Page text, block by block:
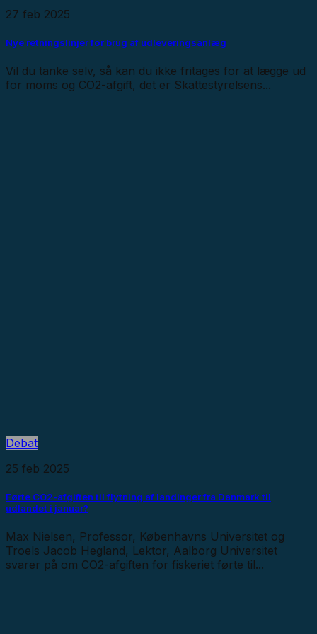
27 feb 2025
Nye retningslinjer for brug af udleveringsanlæg
Vil du tanke selv, så kan du ikke fritages for at lægge ud
for moms og CO2-afgift, det er Skattestyrelsens...
Debat
25 feb 2025
Førte CO2-afgiften til flytning af landinger fra Danmark til
udlandet i januar?
Max Nielsen, Professor, Københavns Universitet og
Troels Jacob Hegland, Lektor, Aalborg Universitet
svarer på om CO2-afgiften for fiskeriet førte til...